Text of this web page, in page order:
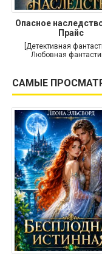
Опасное
Прайс
[Детективная
Любовная
САМЫЕ